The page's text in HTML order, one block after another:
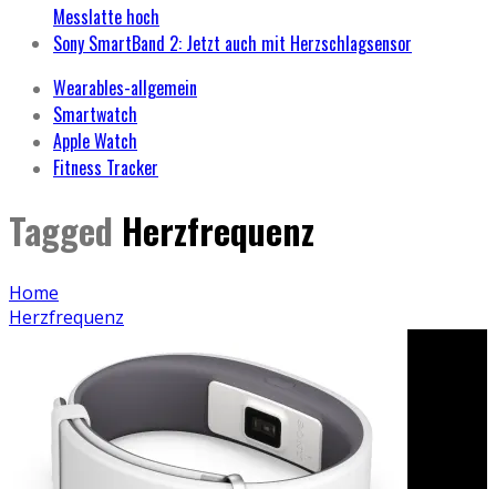
Messlatte hoch
Sony SmartBand 2: Jetzt auch mit Herzschlagsensor
Wearables-allgemein
Smartwatch
Apple Watch
Fitness Tracker
Tagged Herzfrequenz
Home
Herzfrequenz